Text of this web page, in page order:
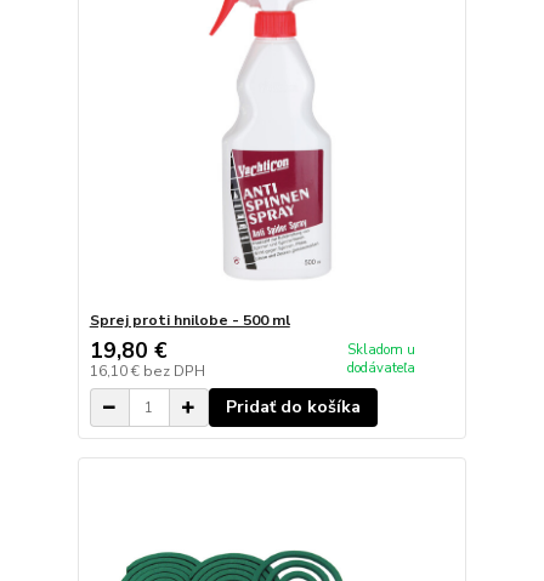
Sprej proti hnilobe - 500 ml
19,80 €
16,10 € bez DPH
Skladom u
dodávateľa
Pridať do košíka